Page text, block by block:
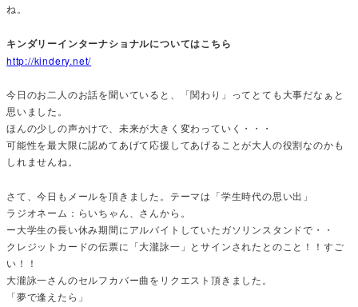
ね。
キンダリーインターナショナルについてはこちら
http://kindery.net/
今日のお二人のお話を聞いていると、「関わり」ってとても大事だなぁと
思いました。
ほんの少しの声かけで、未来が大きく変わっていく・・・
可能性を最大限に認めてあげて応援してあげることが大人の役割なのかも
しれませんね。
さて、今日もメールを頂きました。テーマは「学生時代の思い出」
ラジオネーム：らいちゃん、さんから。
ー大学生の長い休み期間にアルバイトしていたガソリンスタンドで・・
クレジットカードの伝票に「大瀧詠一」とサインされたとのこと！！すご
い！！
大瀧詠一さんのセルフカバー曲をリクエスト頂きました。
「夢で逢えたら」